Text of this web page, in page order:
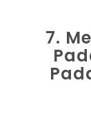
7.